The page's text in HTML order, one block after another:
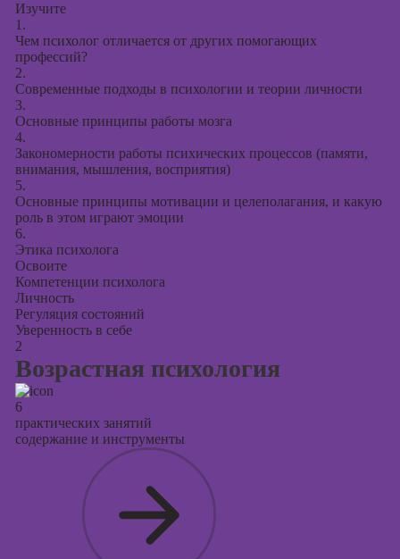
Изучите
1.
Чем психолог отличается от других помогающих
профессий?
2.
Современные подходы в психологии и теории личности
3.
Основные принципы работы мозга
4.
Закономерности работы психических процессов (памяти,
внимания, мышления, восприятия)
5.
Основные принципы мотивации и целеполагания, и какую
роль в этом играют эмоции
6.
Этика психолога
Освоите
Компетенции психолога
Личность
Регуляция состояний
Уверенность в себе
2
Возрастная психология
6
практических занятий
содержание и инструменты